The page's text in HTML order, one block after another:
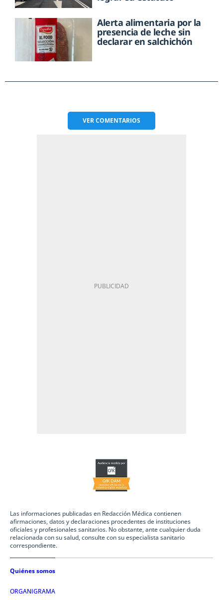
Alerta alimentaria por la
presencia de leche sin
declarar en salchichón
VERCOMENTARIOS
Las informaciones publicadas en Redacción Médica contienen
afirmaciones, datos y declaraciones procedentes de instituciones
oficiales y profesionales sanitarios. No obstante, ante cualquier duda
relacionada con su salud, consulte con su especialista sanitario
correspondiente.
Quiénes somos
ORGANIGRAMA